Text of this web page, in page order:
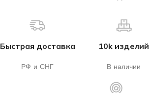
Быстрая доставка
РФ и СНГ
10k изделий
В наличии